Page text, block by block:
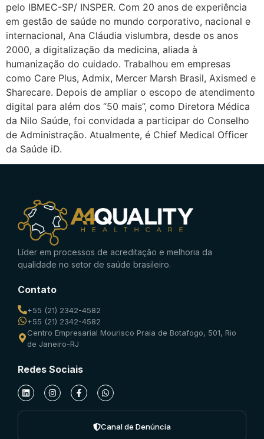
pelo IBMEC-SP/ INSPER. Com 20 anos de experiência
em gestão de saúde no mundo corporativo, nacional e
internacional, Ana Cláudia vislumbra, desde os anos
2000, a digitalização da medicina, aliada à
humanização do cuidado. Trabalhou em empresas
como Care Plus, Admix, Mercer Marsh Brasil, Axismed e
Sharecare. Depois de ampliar o escopo de atendimento
digital para além dos “50 mais”, como Diretora Médica
da Nilo Saúde, foi convidada a participar do Conselho
de Administração. Atualmente, é Chief Medical Officer
da Saúde iD.
Líder em processos de acreditação e melhoria da
qualidade no setor de saúde brasileiro.
Contato
+55 (21) 2342-4582
+55 (21) 2342-4582
Centro Empresarial Mourisco Praia de Botafogo, 501, Rio
de Janeiro-RJ
Redes Sociais
Canal de Denúncia